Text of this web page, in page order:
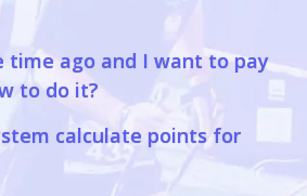
time ago and I want to pay
to do it?
calculate points for